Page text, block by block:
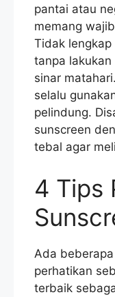
pantai atau
memang
Tidak
tanpa
sinar
selalu
pelindung.
sunscreen
tebal agar
4 Tips
Ada
perhatikan
terbaik